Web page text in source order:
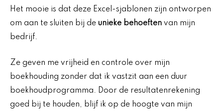
Het mooie is dat deze Excel-sjablonen zijn ontworpen
om aan te sluiten bij de unieke behoeften van mijn
bedrijf.
Ze geven me vrijheid en controle over mijn
boekhouding zonder dat ik vastzit aan een duur
boekhoudprogramma. Door de resultatenrekening
goed bij te houden, blijf ik op de hoogte van mijn